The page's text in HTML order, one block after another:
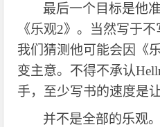
最后一个目标是他
《乐观2》。当然写于
我们猜测他可能会因《
变主意。 不得不承认
手，至少写书的速度是
并不是全部的乐观